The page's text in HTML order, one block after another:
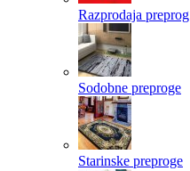
Razprodaja preprog
Sodobne preproge
Starinske preproge